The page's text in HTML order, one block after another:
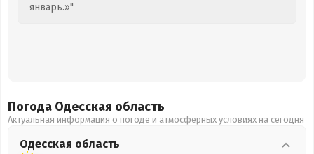
январь.»"
Погода Одесская область
Актуальная информация о погоде и атмосферных условиях на сегодня
Одесская область